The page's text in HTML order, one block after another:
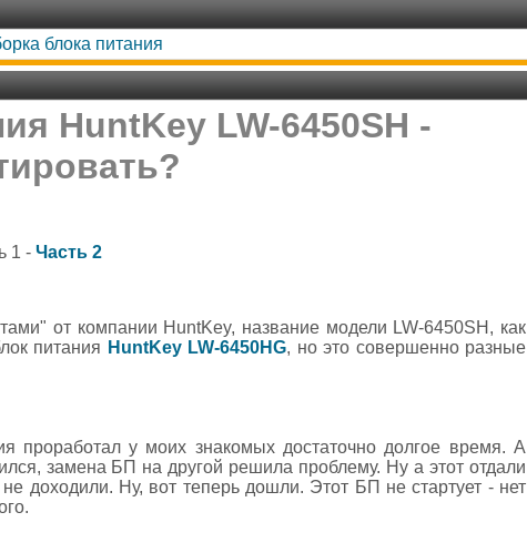
блока питания
HuntKey LW-6450SH -
1 - Часть 2
от компании HuntKey, название модели LW-6450SH, как
питания HuntKey LW-6450HG, но это совершенно разные
проработал у моих знакомых достаточно долгое время. А
замена БП на другой решила проблему. Ну а этот отдали
доходили. Ну, вот теперь дошли. Этот БП не стартует - нет